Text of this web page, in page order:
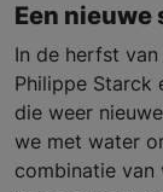
Een
In de herfst
Philippe Starck
die weer
we met water
combinatie van